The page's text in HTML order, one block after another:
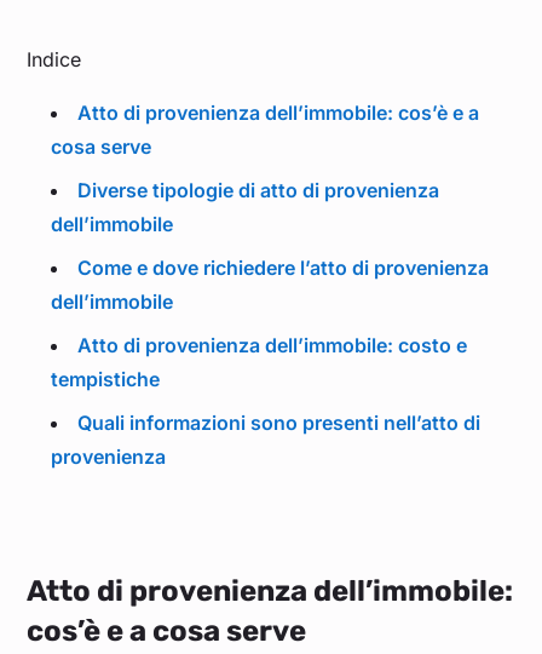
Indice
Atto di provenienza dell’immobile: cos’è e a
cosa serve
Diverse tipologie di atto di provenienza
dell’immobile
Come e dove richiedere l’atto di provenienza
dell’immobile
Atto di provenienza dell’immobile: costo e
tempistiche
Quali informazioni sono presenti nell’atto di
provenienza
Atto di provenienza dell’immobile:
cos’è e a cosa serve